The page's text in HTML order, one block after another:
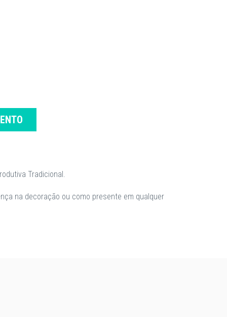
Tradicional.
na decoração ou como presente em qualquer